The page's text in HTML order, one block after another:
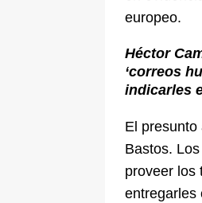
europeo.
Héctor
‘correos
indicarles
El
Bastos.
proveer los
entregarles